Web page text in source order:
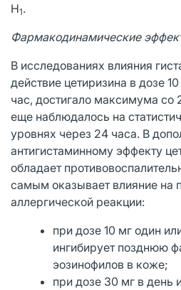
H1.
Фармакодинамические
В исследованиях влияния
действие цетиризина в дозе
час, достигало максимума со
еще наблюдалось на
уровнях через 24 часа. В
антигистаминному эффекту
обладает
самым оказывает влияние на
аллергической реакции:
при дозе 10 мг один
ингибирует позднюю
эозинофилов в коже;
при дозе 30 мг в день